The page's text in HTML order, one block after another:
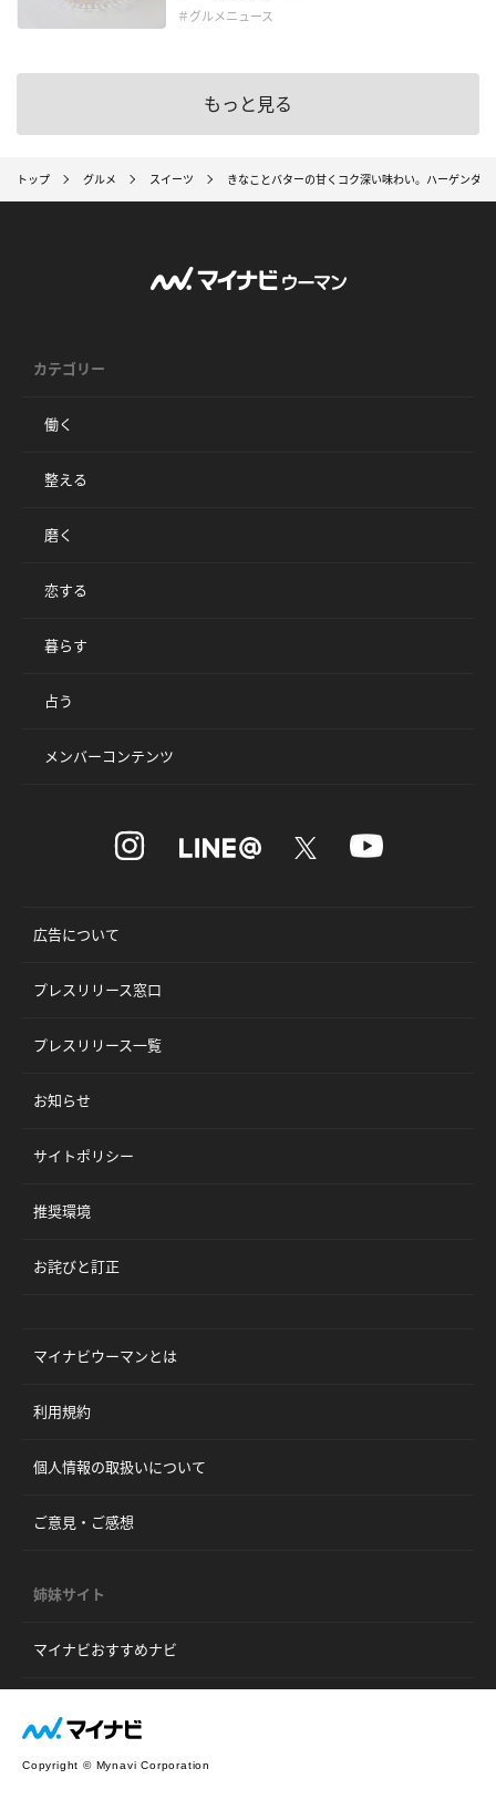
＃グルメニュース
もっと見る
トップ グルメ スイーツ きなことバターの甘くコク深い味わい。ハーゲンダ
カテゴリー
働く
整える
磨く
恋する
暮らす
占う
メンバーコンテンツ
広告について
プレスリリース窓口
プレスリリース一覧
お知らせ
サイトポリシー
推奨環境
お詫びと訂正
マイナビウーマンとは
利用規約
個人情報の取扱いについて
ご意見・ご感想
姉妹サイト
マイナビおすすめナビ
Copyright © Mynavi Corporation